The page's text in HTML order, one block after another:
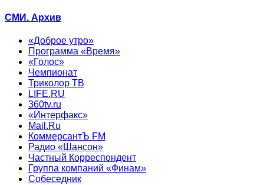
СМИ. Архив
«Доброе утро»
Программа «Время»
«Голос»
Чемпионат
Триколор ТВ
LIFE.RU
360tv.ru
«Интерфакс»
Mail.Ru
КоммерсантЪ FM
Радио «Шансон»
Частный Корреспондент
Группа компаний «Финам»
Собеседник